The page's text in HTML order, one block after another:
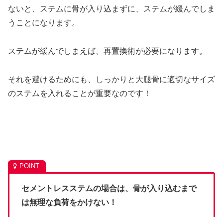
ないと、ステムに骨が入り込まずに、ステムが緩んでしま
うことになります。
ステムが緩んでしまえば、再置換術が必要になります。
それを避けるためにも、しっかりと大腿骨に適切なサイズ
のステムを入れることが重要なのです！
セメントレスステムの場合は、骨が入り込むまで
は無理な負荷をかけない！